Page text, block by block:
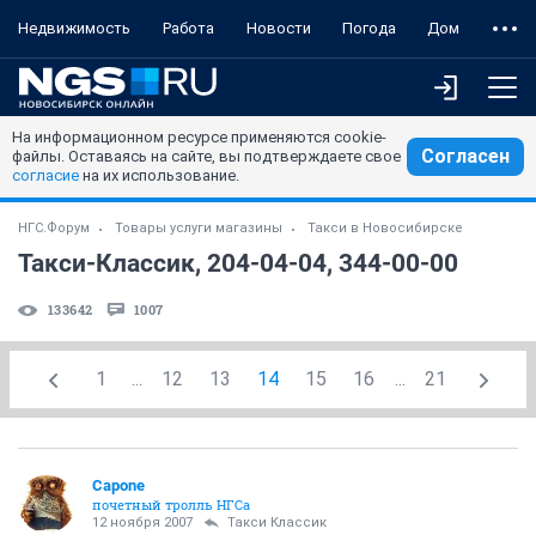
Недвижимость Работа Новости Погода Дом
На информационном ресурсе применяются cookie-
файлы. Оставаясь на сайте, вы подтверждаете свое
согласие на их использование.
Согласен
НГС.Форум Товары услуги магазины Такси в Новосибирске
Такси-Классик, 204-04-04, 344-00-00
133642 1007
1 ... 12 13 14 15 16 ... 21
Capone
почетный тролль НГСа
12 ноября 2007 Такси Классик